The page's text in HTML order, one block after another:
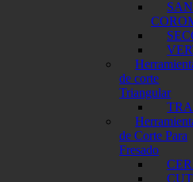
de corte
Triangular
de Corte Para
Fresado